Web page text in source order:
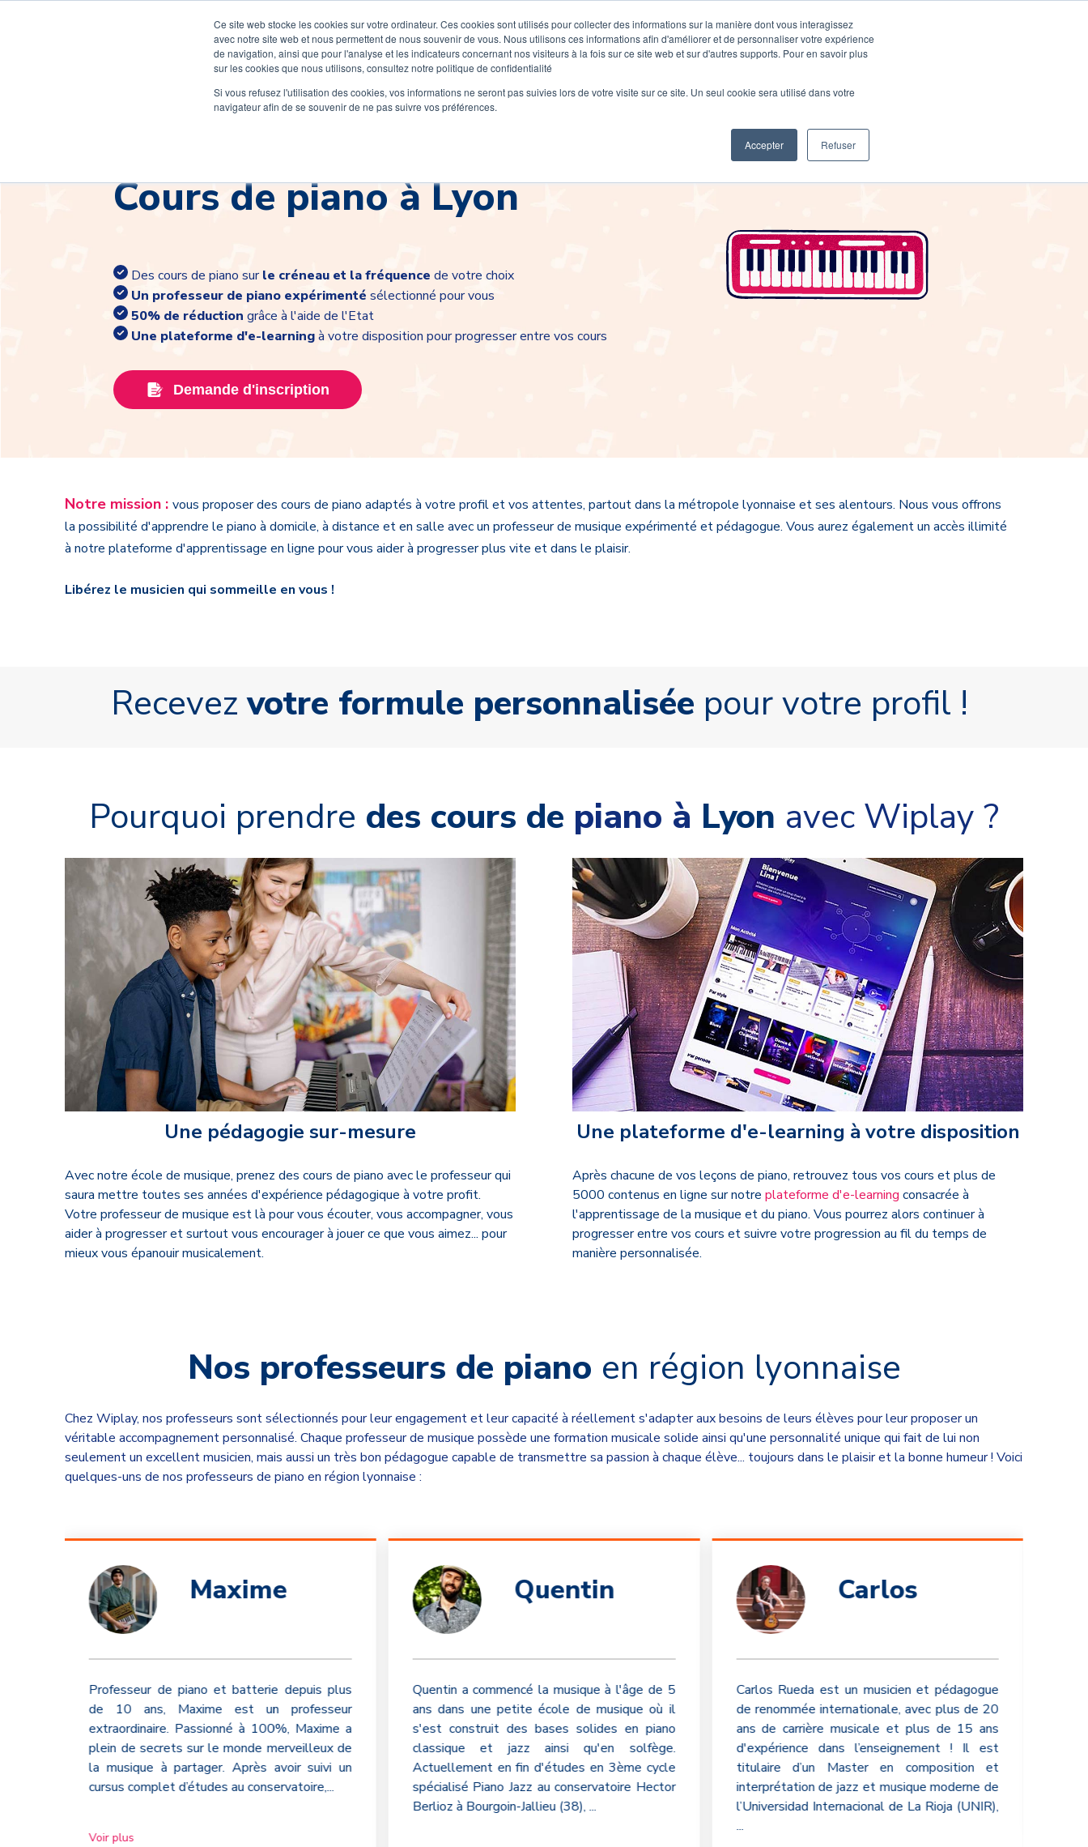
Ce site web stocke les cookies sur votre ordinateur. Ces cookies sont utilisés pour collecter des informations sur la manière dont vous interagissez
avec notre site web et nous permettent de nous souvenir de vous. Nous utilisons ces informations afin d'améliorer et de personnaliser votre expérience
de navigation, ainsi que pour l'analyse et les indicateurs concernant nos visiteurs à la fois sur ce site web et sur d'autres supports. Pour en savoir plus
sur les cookies que nous utilisons, consultez notre politique de confidentialité
Si vous refusez l'utilisation des cookies, vos informations ne seront pas suivies lors de votre visite sur ce site. Un seul cookie sera utilisé dans votre
navigateur afin de se souvenir de ne pas suivre vos préférences.
Accepter Refuser
Rentrée 2026
Cours de piano à Lyon
Des cours de piano surle créneau et la fréquence de votre choix
Un professeur de piano expérimenté sélectionné pour vous
50% de réduction grâce à l'aide de l'Etat
Une plateforme d'e-learningà votre disposition pour progresser entre vos cours
Demande d'inscription
Notre mission : vous proposer des cours de piano adaptés à votre profil et vos attentes, partout dans la métropole lyonnaise et ses alentours. Nous vous offrons
la possibilité d'apprendre le piano à domicile, à distance et en salle avec un professeur de musique expérimenté et pédagogue. Vous aurez également un accès illimité
à notre plateforme d'apprentissage en ligne pour vous aider à progresser plus vite et dans le plaisir.
Libérez le musicien qui sommeille en vous !
Recevezvotre formule personnalisée pour votre profil !
Pourquoi prendre des cours de piano à Lyon avec Wiplay ?
Une pédagogie sur-mesure
Avec notre école de musique, prenez des cours de piano avec le professeur qui
saura mettre toutes ses années d'expérience pédagogique à votre profit.
Votre professeur de musique est là pourvous écouter, vous accompagner, vous
aider à progresser et surtout vous encourager à jouer ce que vous aimez... pour
mieux vous épanouir musicalement.
Une plateforme d'e-learning à votre disposition
Après chacune de vos leçons de piano, retrouvez tous vos cours et plus de
5000 contenus en ligne sur notre plateforme d'e-learningconsacrée à
l'apprentissage de la musique et du piano. Vous pourrez alors continuer à
progresser entre vos cours et suivre votre progression au fil du temps de
manière personnalisée.
Nos professeurs de piano en région lyonnaise
Chez Wiplay, nos professeurs sont sélectionnés pour leur engagement et leur capacité à réellement s'adapter aux besoins de leurs élèves pour leur proposer un
véritable accompagnement personnalisé. Chaque professeur de musique possède une formation musicale solide ainsi qu'une personnalité unique qui fait de lui non
seulement un excellent musicien, mais aussi un très bon pédagogue capable de transmettre sa passion à chaque élève... toujours dans le plaisir et la bonne humeur ! Voici
quelques-uns de nos professeurs de piano en région lyonnaise :
Maxime
Professeur de piano et batterie depuis plus
de 10 ans, Maxime est un professeur
extraordinaire. Passionné à 100%, Maxime a
plein de secrets sur le monde merveilleux de
la musique à partager. Après avoir suivi un
cursus complet d’études au conservatoire,...
Voir plus
Quentin
Quentin a commencé la musique à l'âge de 5
ans dans une petite école de musique où il
s'est construit des bases solides en piano
classique et jazz ainsi qu'en solfège.
Actuellement en fin d'études en 3ème cycle
spécialisé Piano Jazz au conservatoire Hector
Berlioz à Bourgoin-Jallieu (38), ...
Carlos
Carlos Rueda est un musicien et pédagogue
de renommée internationale, avec plus de 20
ans de carrière musicale et plus de 15 ans
d'expérience dans l’enseignement ! Il est
titulaire d’un Master en composition et
interprétation de jazz et musique moderne de
l’Universidad Internacional de La Rioja (UNIR),
...